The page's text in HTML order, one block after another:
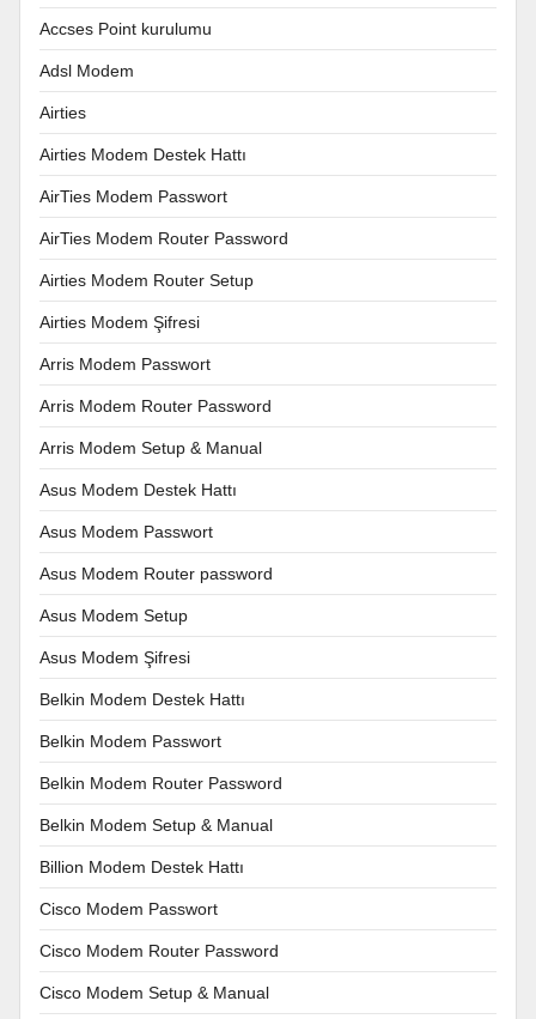
Accses Point kurulumu
Adsl Modem
Airties
Airties Modem Destek Hattı
AirTies Modem Passwort
AirTies Modem Router Password
Airties Modem Router Setup
Airties Modem Şifresi
Arris Modem Passwort
Arris Modem Router Password
Arris Modem Setup & Manual
Asus Modem Destek Hattı
Asus Modem Passwort
Asus Modem Router password
Asus Modem Setup
Asus Modem Şifresi
Belkin Modem Destek Hattı
Belkin Modem Passwort
Belkin Modem Router Password
Belkin Modem Setup & Manual
Billion Modem Destek Hattı
Cisco Modem Passwort
Cisco Modem Router Password
Cisco Modem Setup & Manual